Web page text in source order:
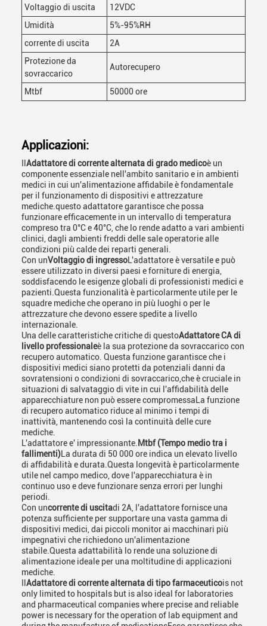
Voltaggio di uscita
12VDC
Umidità
5%-95%RH
corrente di uscita
2A
Protezione da
sovraccarico
Autorecupero
Mtbf 50000 ore
Applicazioni:
Adattatore di corrente alternata di grado medicoè un
componente essenziale nell'ambito sanitario e in ambienti
medici in cui un'alimentazione affidabile è fondamentale
per il funzionamento di dispositivi e attrezzature
mediche.questo adattatore garantisce che possa
funzionare efficacemente in un intervallo di temperatura
compreso tra 0°C e 40°C, che lo rende adatto a vari ambienti
clinici, dagli ambienti freddi delle sale operatorie alle
condizioni più calde dei reparti generali.
Con unVoltaggio di ingresso L'adattatore è versatile e può
essere utilizzato in diversi paesi e forniture di energia,
soddisfacendo le esigenze globali di professionisti medici e
pazienti.Questa funzionalità è particolarmente utile per le
squadre mediche che operano in più luoghi o per le
attrezzature che devono essere spedite a livello
internazionale.
Una delle caratteristiche critiche di questoAdattatore CA di
livello professionaleè la sua protezione da sovraccarico con
recupero automatico. Questa funzione garantisce che i
dispositivi medici siano protetti da potenziali danni da
sovratensioni o condizioni di sovraccarico,che è cruciale in
situazioni di salvataggio di vite in cui l'affidabilità delle
apparecchiature non può essere compromessaLa funzione
di recupero automatico riduce al minimo i tempi di
inattività, mantenendo così la continuità delle cure
mediche.
L'adattatore e' impressionante. Mtbf (Tempo medio tra i
fallimenti) La durata di 50 000 ore indica un elevato livello
di affidabilità e durata.Questa longevità è particolarmente
utile nel campo medico, dove l'apparecchiatura è in
continuo uso e deve funzionare senza errori per lunghi
periodi.
Con uncorrente di uscitadi 2A, l'adattatore fornisce una
potenza sufficiente per supportare una vasta gamma di
dispositivi medici, dai piccoli monitor ai macchinari più
impegnativi che richiedono un'alimentazione
stabile.Questa adattabilità lo rende una soluzione di
alimentazione ideale per una moltitudine di applicazioni
mediche.
Adattatore di corrente alternata di tipo farmaceuticois not
only limited to hospitals but is also ideal for laboratories
and pharmaceutical companies where precise and reliable
power is necessary for the operation of lab equipment and